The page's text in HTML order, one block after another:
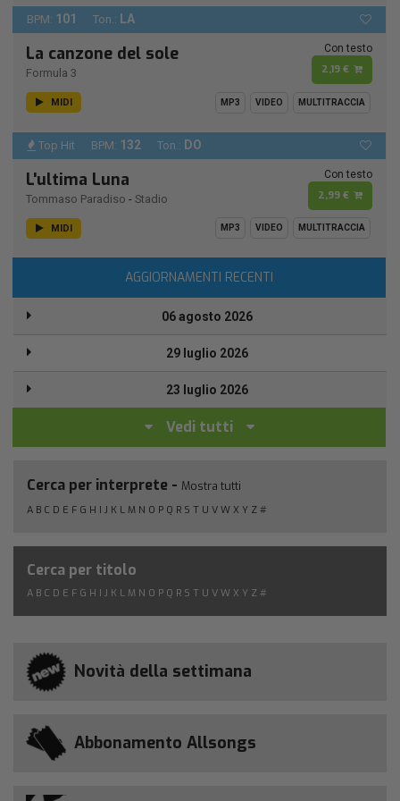
BPM: 101 Ton.: LA
La canzone del sole
Formula 3
Con testo
2,19 €
MIDI MP3 VIDEO MULTITRACCIA
Top Hit BPM: 132 Ton.: DO
L'ultima Luna
Tommaso Paradiso - Stadio
Con testo
2,99 €
MIDI MP3 VIDEO MULTITRACCIA
AGGIORNAMENTI RECENTI
06 agosto 2026
29 luglio 2026
23 luglio 2026
Vedi tutti
Cerca per interprete - Mostra tutti
A B C D E F G H I J K L M N O P Q R S T U V W X Y Z #
Cerca per titolo
A B C D E F G H I J K L M N O P Q R S T U V W X Y Z #
Novità della settimana
Abbonamento Allsongs